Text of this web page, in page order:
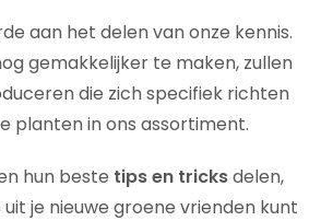
aan het delen van onze kennis.
gemakkelijker te maken, zullen
die zich specifiek richten
planten in ons assortiment.
hun beste tips en tricksdelen,
je nieuwe groene vrienden kunt